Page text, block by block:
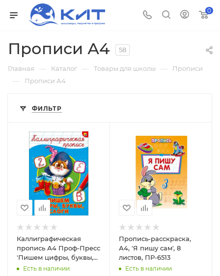
0
Прописи А4 58
Главная — Каталог — Товары для школы — Прописи
— Прописи А4
ФИЛЬТР
Каллиграфическая
пропись А4 Проф-Пресс
'Пишем цифры, буквы,
слоги'
Есть в наличии
Пропись-расскраска,
А4, 'Я пишу сам', 8
листов, ПР-6513
Есть в наличии